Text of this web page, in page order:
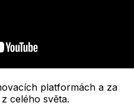
platformách a za
celého světa.